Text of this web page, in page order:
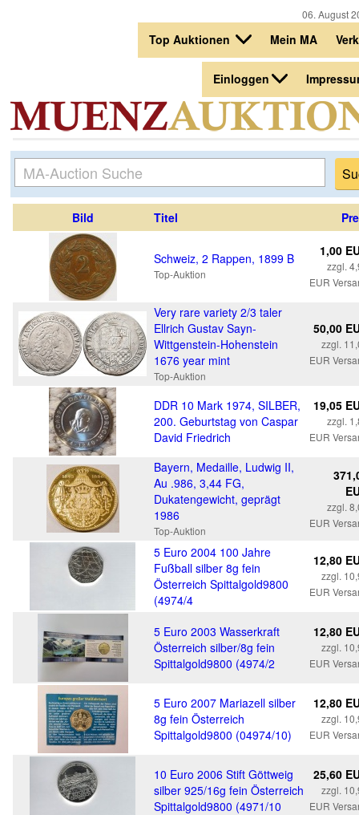
06. August
Top Auktionen Mein MA
Einloggen
Bild Titel
Schweiz, 2 Rappen, 1899 B
Top-Auktion
1,00
zzgl.
EUR
Very rare variety 2/3 taler
Ellrich Gustav Sayn-
Wittgenstein-Hohenstein
1676 year mint
Top-Auktion
50,00
zzgl.
EUR
DDR 10 Mark 1974, SILBER,
200. Geburtstag von Caspar
David Friedrich
19,05
zzgl.
EUR
Bayern, Medaille, Ludwig II,
Au .986, 3,44 FG,
Dukatengewicht, geprägt
1986
Top-Auktion
zzgl.
EUR
5 Euro 2004 100 Jahre
Fußball silber 8g fein
Österreich Spittalgold9800
(4974/4
12,80
zzgl.
EUR
5 Euro 2003 Wasserkraft
Österreich silber/8g fein
Spittalgold9800 (4974/2
12,80
zzgl.
EUR
5 Euro 2007 Mariazell silber
8g fein Österreich
Spittalgold9800 (04974/10)
12,80
zzgl.
EUR
10 Euro 2006 Stift Göttweig
silber 925/16g fein Österreich
Spittalgold9800 (4971/10
25,60
zzgl.
EUR